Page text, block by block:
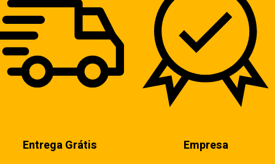
Entrega Grátis Empresa